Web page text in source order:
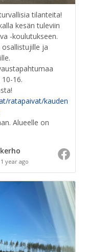
tilanteita!
kesän tuleviin
-koulutukseen.
ja
10-16.
Lue lisää tapahtumasta!
ratapaivat/kauden
Alueelle on
1 year ago